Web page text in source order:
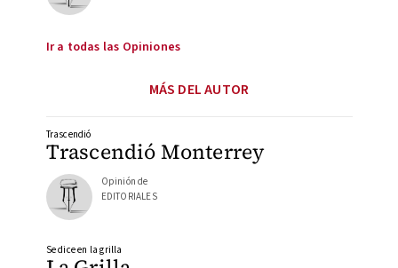
Ir a todas las Opiniones
MÁS DEL AUTOR
Trascendió Monterrey
Trascendió
Opinión de
EDITORIALES
Se dice en la grilla